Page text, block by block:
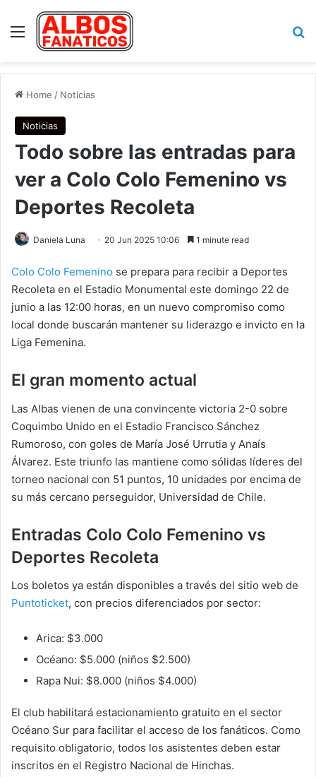
Menu
Home / Noticias
Noticias
Todo sobre las entradas para
ver a Colo Colo Femenino vs
Deportes Recoleta
Daniela Luna 20 Jun 2025 10:06 1 minute read
Colo Colo Femenino se prepara para recibir a Deportes
Recoleta en el Estadio Monumental este domingo 22 de
junio a las 12:00 horas, en un nuevo compromiso como
local donde buscarán mantener su liderazgo e invicto en la
Liga Femenina.
El gran momento actual
Las Albas vienen de una convincente victoria 2-0 sobre
Coquimbo Unido en el Estadio Francisco Sánchez
Rumoroso, con goles de María José Urrutia y Anaís
Álvarez. Este triunfo las mantiene como sólidas líderes del
torneo nacional con 51 puntos, 10 unidades por encima de
su más cercano perseguidor, Universidad de Chile.
Entradas Colo Colo Femenino vs
Deportes Recoleta
Los boletos ya están disponibles a través del sitio web de
Puntoticket, con precios diferenciados por sector:
Arica: $3.000
Océano: $5.000 (niños $2.500)
Rapa Nui: $8.000 (niños $4.000)
El club habilitará estacionamiento gratuito en el sector
Océano Sur para facilitar el acceso de los fanáticos. Como
requisito obligatorio, todos los asistentes deben estar
inscritos en el Registro Nacional de Hinchas.